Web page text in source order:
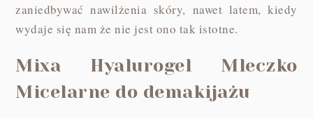
zaniedbywać nawilżenia skóry, nawet latem, kiedy
wydaje się nam że nie jest ono tak istotne.
Mixa Hyalurogel Mleczko
Micelarne do demakijażu